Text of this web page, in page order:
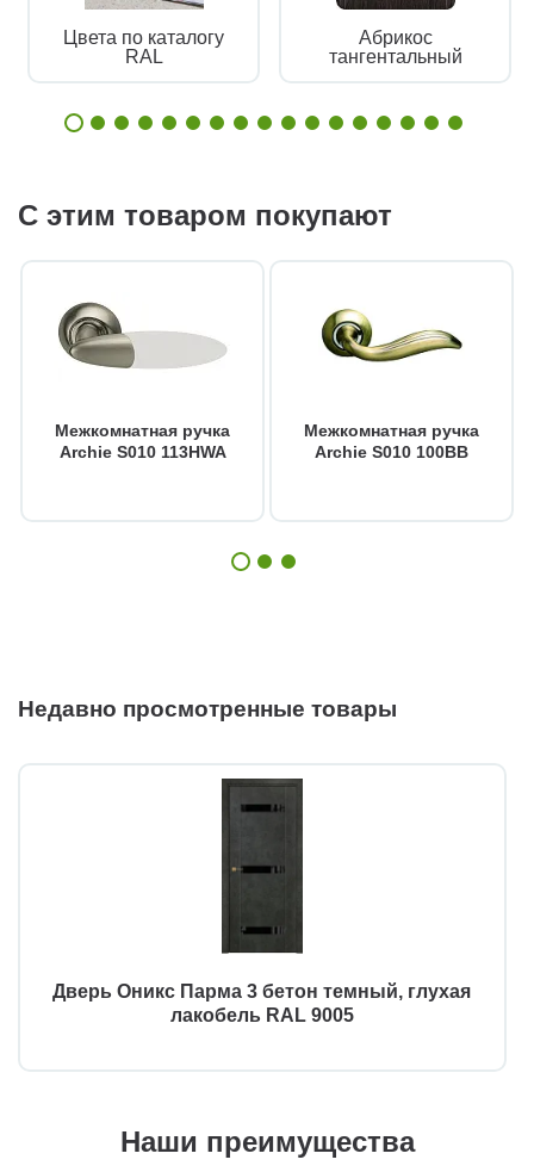
Цвета по каталогу
RAL
Абрикос
тангентальный
С этим товаром покупают
Межкомнатная ручка
Archie S010 113HWA
Межкомнатная ручка
Archie S010 100BB
Недавно просмотренные товары
Дверь Оникс Парма 3 бетон темный, глухая
лакобель RAL 9005
Наши преимущества